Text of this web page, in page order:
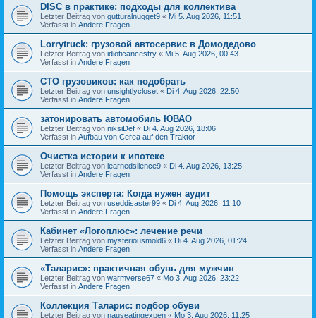
DISC в практике: подходы для коллектива
Letzter Beitrag von gutturalnugget9 « Mi 5. Aug 2026, 11:51
Verfasst in Andere Fragen
Lorrytruck: грузовой автосервис в Домодедово
Letzter Beitrag von idioticancestry « Mi 5. Aug 2026, 00:43
Verfasst in Andere Fragen
СТО грузовиков: как подобрать
Letzter Beitrag von unsightlycloset « Di 4. Aug 2026, 22:50
Verfasst in Andere Fragen
затонировать автомобиль ЮВАО
Letzter Beitrag von niksiDef « Di 4. Aug 2026, 18:06
Verfasst in Aufbau von Cerea auf den Traktor
Очистка истории к ипотеке
Letzter Beitrag von learnedsilence9 « Di 4. Aug 2026, 13:25
Verfasst in Andere Fragen
Помощь эксперта: Когда нужен аудит
Letzter Beitrag von useddisaster99 « Di 4. Aug 2026, 11:10
Verfasst in Andere Fragen
Кабинет «Логоплюс»: лечение речи
Letzter Beitrag von mysteriousmold6 « Di 4. Aug 2026, 01:24
Verfasst in Andere Fragen
«Таларис»: практичная обувь для мужчин
Letzter Beitrag von warmverse67 « Mo 3. Aug 2026, 23:22
Verfasst in Andere Fragen
Коллекция Таларис: подбор обуви
Letzter Beitrag von nauseatingexpen « Mo 3. Aug 2026, 11:25